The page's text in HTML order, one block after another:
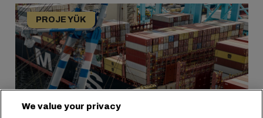
PROJE YÜK
We value your privacy